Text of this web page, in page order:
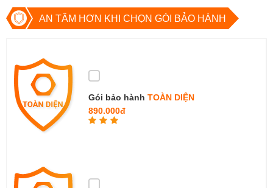
AN TÂM HƠN KHI CHỌN GÓI BẢO HÀNH
Gói bảo hành TOÀN DIỆN
890.000đ